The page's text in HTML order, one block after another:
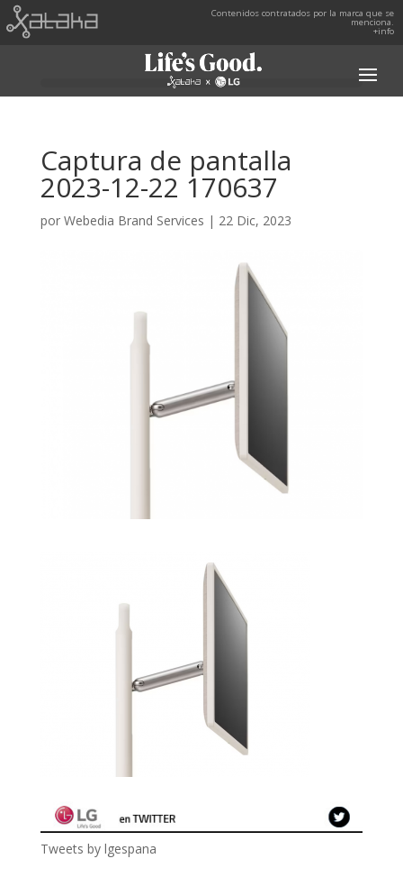
Contenidos contratados por la marca que se
menciona.
+info
Captura de pantalla
2023-12-22 170637
por Webedia Brand Services | 22 Dic, 2023
Tweets by lgespana